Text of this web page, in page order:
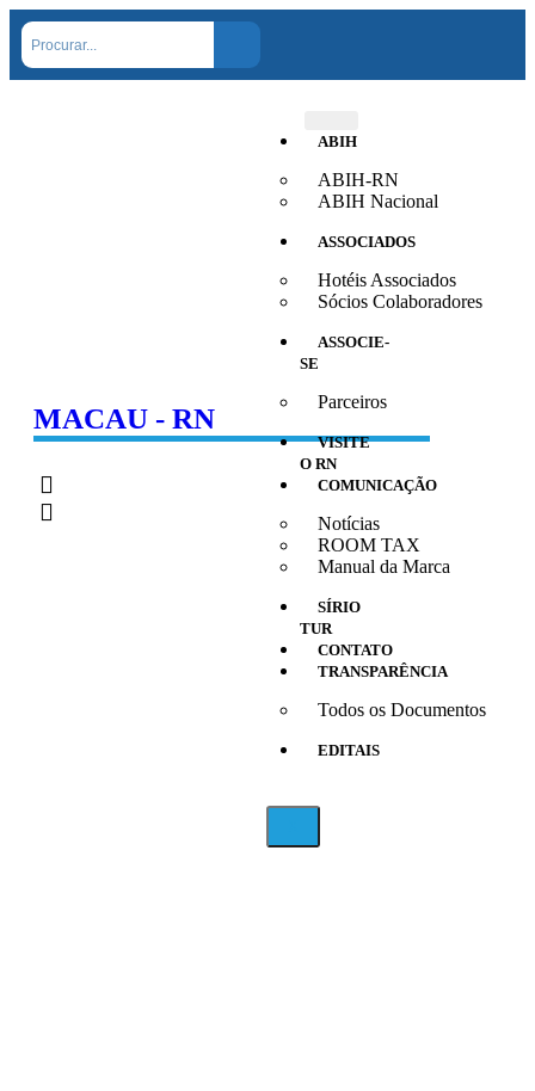
ABIH
ABIH-RN
ABIH Nacional
ASSOCIADOS
Hotéis Associados
Sócios Colaboradores
ASSOCIE-
SE
Parceiros
VISITE
O RN
COMUNICAÇÃO
Notícias
ROOM TAX
Manual da Marca
SÍRIO
TUR
CONTATO
TRANSPARÊNCIA
Todos os Documentos
EDITAIS
MACAU - RN